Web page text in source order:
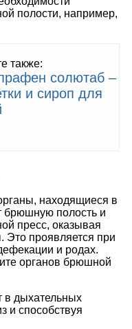
полости, например,
также:
солютаб –
и сироп для
находящиеся в
полость и
пресс, оказывая
Это проявляется при
и родах.
органов брюшной
в дыхательных
и способствуя